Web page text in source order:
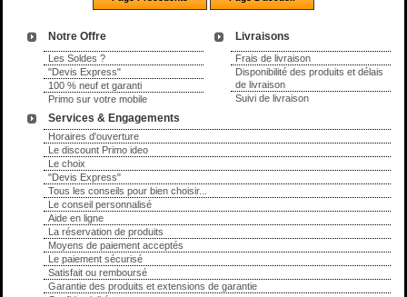
Notre Offre
Les Soldes ?
"Devis Express"
100 % neuf et garanti
Primo sur votre mobile
Livraisons
Frais de livraison
Disponibilité des produits et délais
de livraison
Suivi de livraison
Services & Engagements
Horaires d'ouverture
Le discount Primo ideo
Le choix
"Devis Express"
Tous les conseils pour bien choisir...
Le conseil personnalisé
Aide en ligne
La réservation de produits
Moyens de paiement acceptés
Le paiement sécurisé
Satisfait ou remboursé
Garantie des produits et extensions de garantie